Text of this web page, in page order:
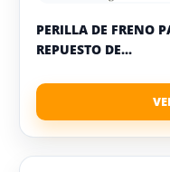
PERILLA DE FRENO
REPUESTO DE...